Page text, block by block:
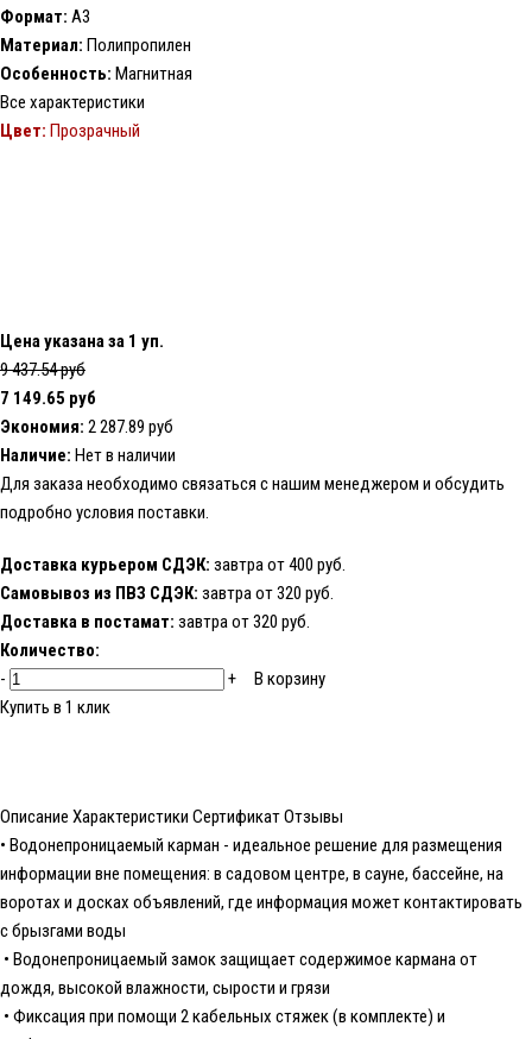
Формат: А3
Материал: Полипропилен
Особенность: Магнитная
Все характеристики
Цвет: Прозрачный
Цена указана за 1 уп.
9 437.54 руб
7 149.65 руб
Экономия: 2 287.89 руб
Наличие: Нет в наличии
Для заказа необходимо связаться с нашим менеджером и обсудить
подробно условия поставки.
Доставка курьером СДЭК: завтра от 400 руб.
Самовывоз из ПВЗ СДЭК: завтра от 320 руб.
Доставка в постамат: завтра от 320 руб.
Количество:
-
+
В корзину
Купить в 1 клик
Описание Характеристики СертификатОтзывы
• Водонепроницаемый карман - идеальное решение для размещения
информации вне помещения: в садовом центре, в сауне, бассейне, на
воротах и досках объявлений, где информация может контактировать
с брызгами воды
• Водонепроницаемый замок защищает содержимое кармана от
дождя, высокой влажности, сырости и грязи
• Фиксация при помощи 2 кабельных стяжек (в комплекте) и